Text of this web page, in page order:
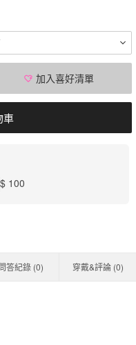
加入喜好清單
車
$ 100
答紀錄 (0) 穿戴&評論 (0)